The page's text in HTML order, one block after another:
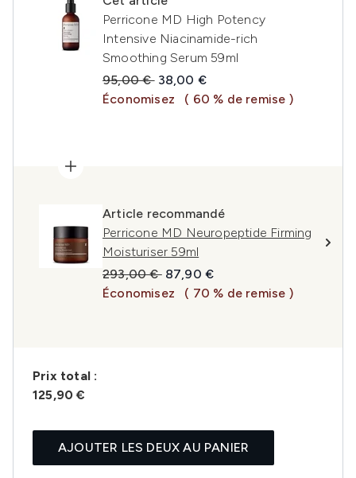
Perricone MD High Potency
Intensive Niacinamide-rich
Smoothing Serum 59ml
Prix de vente :
95,00 € Prix ​​actuel :
38,00 €
Économisez
( 60 % de remise )
Article recommandé
Perricone MD Neuropeptide Firming
Moisturiser 59ml
Prix de vente :
293,00 € Prix ​​actuel :
87,90 €
Économisez
( 70 % de remise )
Prix ​​total :
125,90 €
AJOUTER LES DEUX AU PANIER